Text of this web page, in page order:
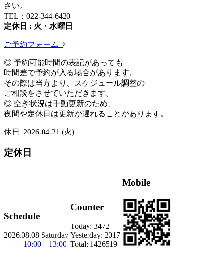
さい。
TEL：022-344-6420
定休日 : 火・水曜日
ご予約フォーム
◎ 予約可能時間の表記があっても
時間差で予約が入る場合があります。
その際は当方より、スケジュール調整の
ご相談をさせていただきます。
◎ 空き状況は手動更新のため、
夜間や定休日は更新が遅れることがあります。
休日 2026-04-21 (火)
定休日
Schedule
2026.08.08 Saturday
10:00 13:00
Counter
Today: 3472
Yesterday: 2017
Total: 1426519
Mobile